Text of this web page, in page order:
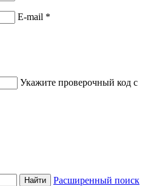
E-mail *
Укажите проверочный код с
Расширенный поиск